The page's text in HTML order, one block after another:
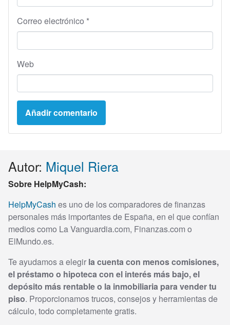
Correo electrónico *
Web
Autor: Miquel Riera
Sobre HelpMyCash:
HelpMyCash es uno de los comparadores de finanzas
personales más importantes de España, en el que confían
medios como La Vanguardia.com, Finanzas.com o
ElMundo.es.
Te ayudamos a elegir la cuenta con menos comisiones,
el préstamo o hipoteca con el interés más bajo, el
depósito más rentable o la inmobiliaria para vender tu
piso. Proporcionamos trucos, consejos y herramientas de
cálculo, todo completamente gratis.